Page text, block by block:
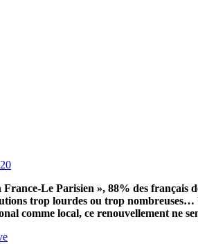
Le Parisien », 88% des
trop lourdes ou trop
comme local, ce renouvellement ne